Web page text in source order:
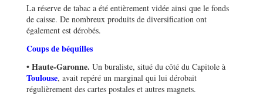
La réserve de tabac a été entièrement vidée ainsi que le fonds
de caisse. De nombreux produits de diversification ont
également est dérobés.
Coups de béquilles
• Haute-Garonne. Un buraliste, situé du côté du Capitole à
Toulouse, avait repéré un marginal qui lui dérobait
régulièrement des cartes postales et autres magnets.